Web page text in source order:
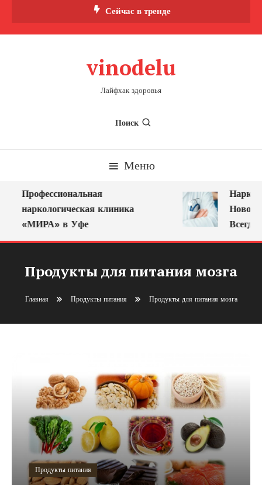
Сейчас в тренде
vinodelu
Лайфхак здоровья
Поиск
Меню
Профессиональная
наркологическая клиника
«МИРА» в Уфе
Всегда
Продукты для питания мозга
Главная Продукты питания Продукты для питания мозга
Продукты питания